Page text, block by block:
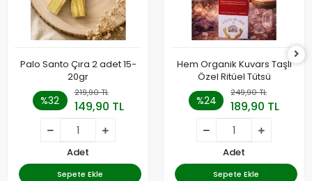
Palo Santo Çıra 2 adet 15-
20gr
%32
219,90 TL
149,90 TL
Adet
Sepete Ekle
Hem Organik Kuvars Taşlı
Özel Ritüel Tütsü
%24
249,90 TL
189,90 TL
Adet
Sepete Ekle